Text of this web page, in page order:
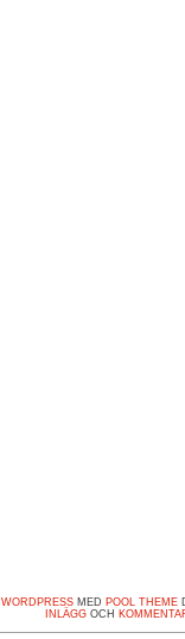
WORDPRESSMED POOL THEME
INLÄGGOCH